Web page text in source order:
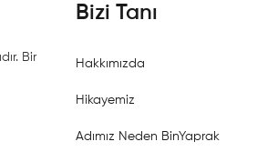
Bir
Bizi Tanı
Hakkımızda
Hikayemiz
Adımız Neden BinYaprak